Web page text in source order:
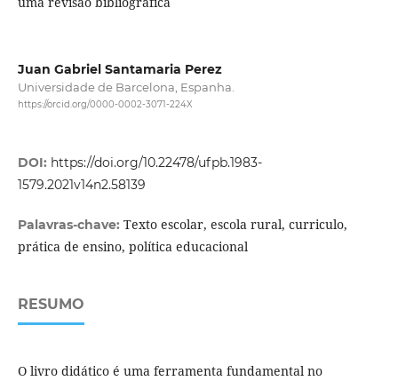
Juan Gabriel Santamaria Perez
Universidade de Barcelona, Espanha.
https://orcid.org/0000-0002-3071-224X
DOI: https://doi.org/10.22478/ufpb.1983-
1579.2021v14n2.58139
Palavras-chave: Texto escolar, escola rural, curriculo,
prática de ensino, política educacional
RESUMO
O livro didático é uma ferramenta fundamental no